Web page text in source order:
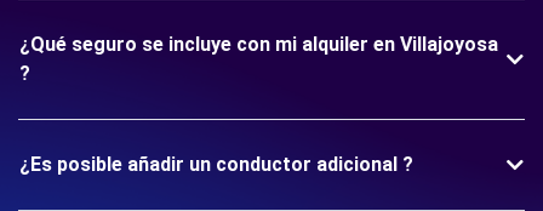
¿Qué seguro se incluye con mi alquiler en Villajoyosa
?
¿Es posible añadir un conductor adicional ?